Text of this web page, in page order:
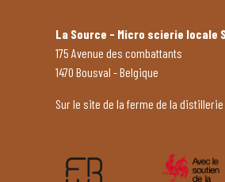
La Source - Micro scierie locale
175 Avenue des combattants
1470 Bousval - Belgique
Sur le site de la ferme de la distillerie